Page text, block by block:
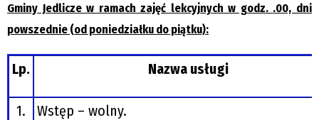
Gminy Jedlicze w ramach zajęć lekcyjnych w godz. .00, dni
powszednie (od poniedziałku do piątku):
Lp. Nazwa usługi
1. Wstęp – wolny.